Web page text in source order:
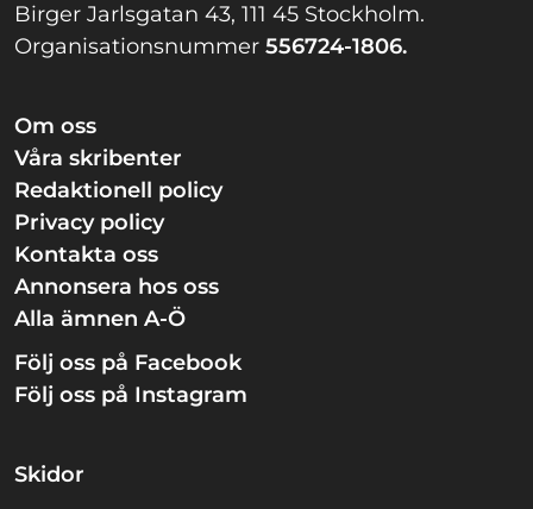
Birger Jarlsgatan 43, 111 45 Stockholm.
Organisationsnummer 556724-1806.
Om oss
Våra skribenter
Redaktionell policy
Privacy policy
Kontakta oss
Annonsera hos oss
Alla ämnen A-Ö
Följ oss på Facebook
Följ oss på Instagram
Skidor